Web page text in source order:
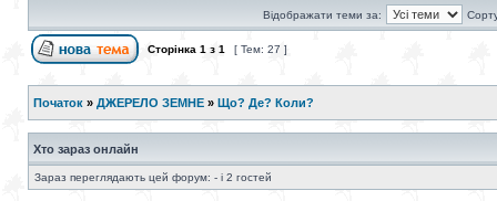
Відображати теми за:
Сторінка 1 з 1 [ Тем: 27 ]
Початок » ДЖЕРЕЛО ЗЕМНЕ » Що? Де? Коли?
Хто зараз онлайн
Зараз переглядають цей форум: - і 2 гостей